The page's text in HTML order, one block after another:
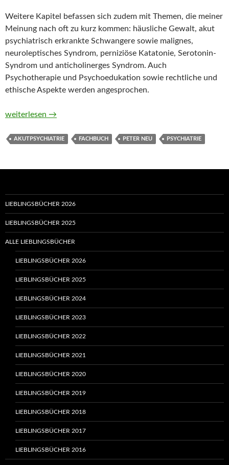
Weitere Kapitel befassen sich zudem mit Themen, die meiner
Meinung nach oft zu kurz kommen: häusliche Gewalt, akut
psychiatrisch erkrankte Schwangere sowie malignes,
neuroleptisches Syndrom, perniziöse Katatonie, Serotonin-
Syndrom und anticholinerges Syndrom. Auch
Psychotherapie und Psychoedukation sowie rechtliche und
ethische Aspekte werden angesprochen.
Akutpsychiatrie. Das Notfall-Manual von Peter Neu
weiterlesen →
AKUTPSYCHIATRIE FACHBUCH PETER NEU PSYCHIATRIE
LIEBLINGSBÜCHER 2026
LIEBLINGSBÜCHER 2025
ALLE LIEBLINGSBÜCHER
LIEBLINGSBÜCHER 2026
LIEBLINGSBÜCHER 2025
LIEBLINGSBÜCHER 2024
LIEBLINGSBÜCHER 2023
LIEBLINGSBÜCHER 2022
LIEBLINGSBÜCHER 2021
LIEBLINGSBÜCHER 2020
LIEBLINGSBÜCHER 2019
LIEBLINGSBÜCHER 2018
LIEBLINGSBÜCHER 2017
LIEBLINGSBÜCHER 2016